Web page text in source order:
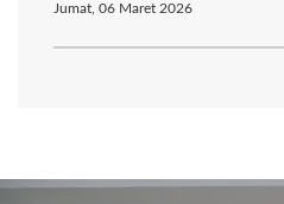
Jumat, 06 Maret 2026